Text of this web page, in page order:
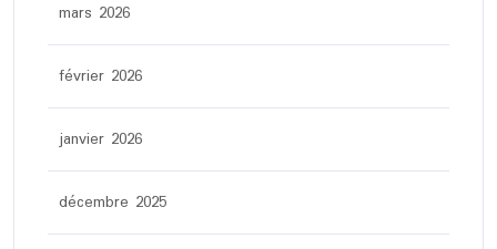
mars 2026
février 2026
janvier 2026
décembre 2025